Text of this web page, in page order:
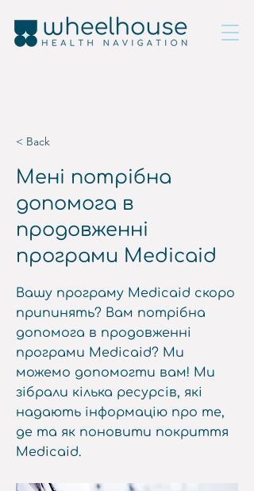
< Back
Мені потрібна
допомога в
продовженні
програми Medicaid
Вашу програму Medicaid скоро
припинять? Вам потрібна
допомога в продовженні
програми Medicaid? Ми
можемо допомогти вам! Ми
зібрали кілька ресурсів, які
надають інформацію про те,
де та як поновити покриття
Medicaid.